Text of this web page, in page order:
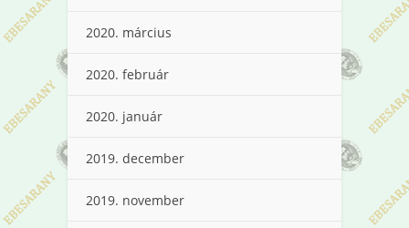
2020. március
2020. február
2020. január
2019. december
2019. november